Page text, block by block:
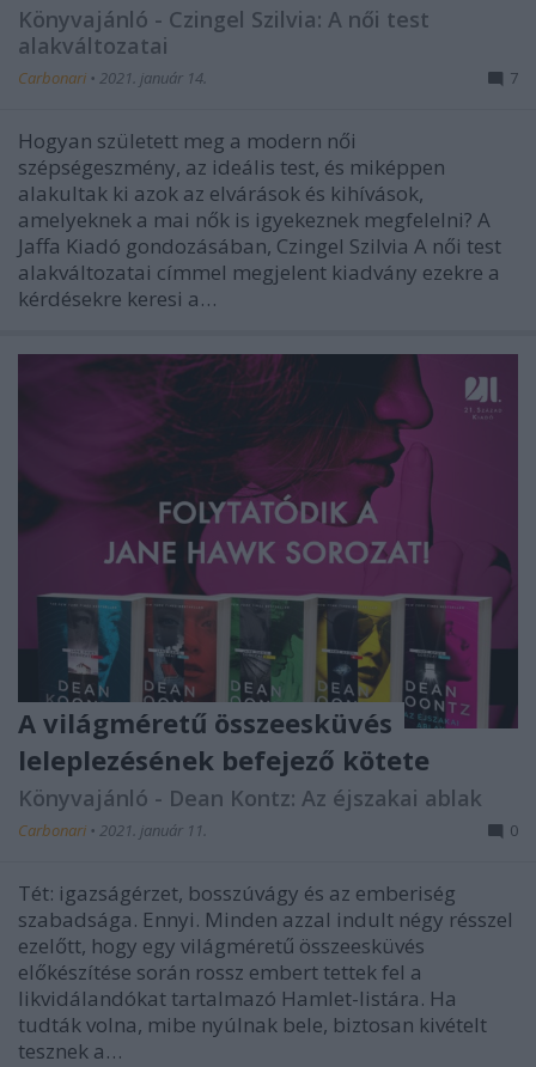
Könyvajánló - Czingel Szilvia: A női test
alakváltozatai
Carbonari • 2021. január 14. 7
Hogyan született meg a modern női
szépségeszmény, az ideális test, és miképpen
alakultak ki azok az elvárások és kihívások,
amelyeknek a mai nők is igyekeznek megfelelni? A
Jaffa Kiadó gondozásában, Czingel Szilvia A női test
alakváltozatai címmel megjelent kiadvány ezekre a
kérdésekre keresi a…
A világméretű összeesküvés
leleplezésének befejező kötete
Könyvajánló - Dean Kontz: Az éjszakai ablak
Carbonari • 2021. január 11. 0
Tét: igazságérzet, bosszúvágy és az emberiség
szabadsága. Ennyi. Minden azzal indult négy résszel
ezelőtt, hogy egy világméretű összeesküvés
előkészítése során rossz embert tettek fel a
likvidálandókat tartalmazó Hamlet-listára. Ha
tudták volna, mibe nyúlnak bele, biztosan kivételt
tesznek a…